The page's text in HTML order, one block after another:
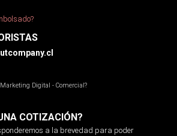
Digital - Comercial?
COTIZACIÓN?
a la brevedad para poder